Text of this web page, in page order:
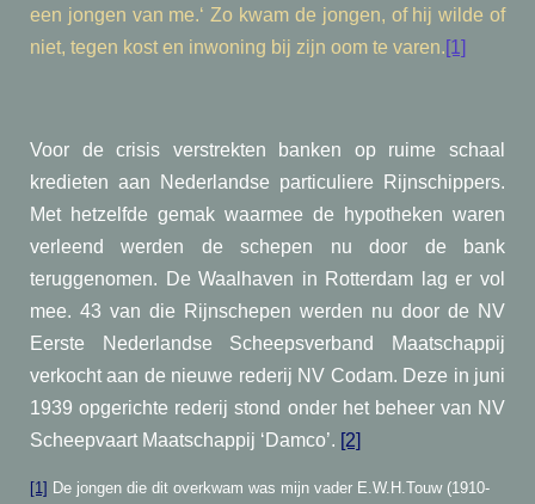
een jongen van me.‘ Zo kwam de jongen, of hij wilde of
niet, tegen kost en inwoning bij zijn oom te varen.[1]
Voor de crisis verstrekten banken op ruime schaal
kredieten aan Nederlandse particuliere Rijnschippers.
Met hetzelfde gemak waarmee de hypotheken waren
verleend werden de schepen nu door de bank
teruggenomen. De Waalhaven in Rotterdam lag er vol
mee. 43 van die Rijnschepen werden nu door de NV
Eerste Nederlandse Scheepsverband Maatschappij
verkocht aan de nieuwe rederij NV Codam. Deze in juni
1939 opgerichte rederij stond onder het beheer van NV
Scheepvaart Maatschappij ‘Damco’. [2]
[1] De jongen die dit overkwam was mijn vader E.W.H.Touw (1910-